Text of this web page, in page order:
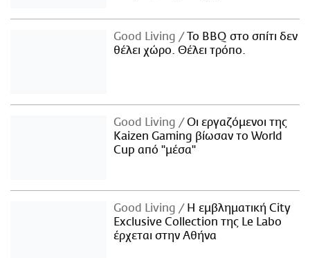
Good Living
Το BBQ στο σπίτι δεν
θέλει χώρο. Θέλει τρόπο.
Good Living
Οι εργαζόμενοι της
Kaizen Gaming βίωσαν το World
Cup από "μέσα"
Good Living
Η εμβληματική City
Exclusive Collection της Le Labo
έρχεται στην Αθήνα